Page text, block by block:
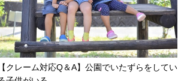
【クレーム対応Q＆A】公園でいたずらをしてい